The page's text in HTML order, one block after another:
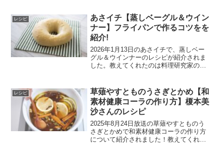
レシピ
あさイチ【蒸しベーグル＆ウイン
ナー】フライパンで作るコツをを
紹介!
2026年1月13日のあさイチで、蒸しベー
グル＆ウインナーのレシピが紹介されま
した。教えてくれたのは料理研究家の樋
の材料ベーグルウインナー26cmのフライ
パンクッキング...
レシピ
草薙やすとものうさぎとかめ【和
素材健康コーラの作り方】榎本美
沙さんのレシピ
2025年8月24日放送の草薙やすとものう
さぎとかめで和素材健康コーラの作り方
について紹介されました！教えてくれた